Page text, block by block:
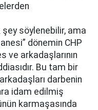
söylenebilir, ama
dönemin CHP
ve arkadaşlarının
Bu tam bir
darbenin
idam edilmiş
karmaşasında